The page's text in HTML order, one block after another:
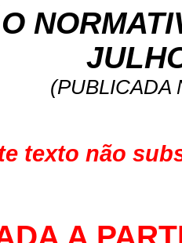
(PUBLICADA
texto não